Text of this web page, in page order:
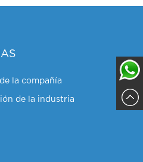
la compañía
de la industria
Sajja